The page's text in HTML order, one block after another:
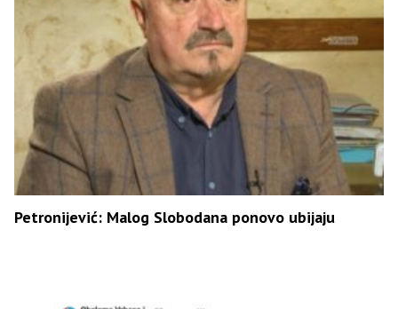
Petronijević: Malog Slobodana ponovo ubijaju